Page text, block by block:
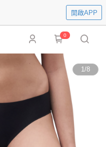
開啟APP
0
1/8